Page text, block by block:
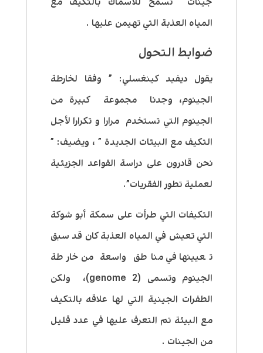
المياه العذبة التي تهيمن عليها .
ضوابط التحول
يقول ديفيد كينغسلي: ” وفقا لخارطة
الجينوم، وجدنا مجموعة كبيرة من
الجينوم التي تستخدم مرارا و تكرارا لأجل
التكيف مع البيئات الجديدة ” ، ويضيف: ”
نحن قادرون على دراسة القواعد الجزيئية
لعملية تطور الفقريات”.
التكيفات التي طرأت على سمكة أبو شوكة
التي تعيش في المياه العذبة كان قد سبق
تعيينها في مناطق واسعة من خارطة
الجينوم وتسمى (genome 2)، ولكن
الطفرات الجينية التي لها علاقه بالتكيف
مع البيئة تم التعرف عليها في عدد قليل
من الجينات .